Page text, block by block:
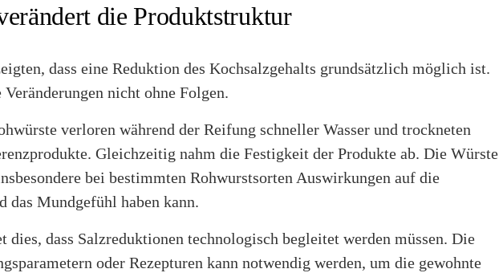
die Produktstruktur
dass eine Reduktion des Kochsalzgehalts grundsätzlich möglich ist.
nicht ohne Folgen.
verloren während der Reifung schneller Wasser und trockneten
Gleichzeitig nahm die Festigkeit der Produkte ab. Die Würste
bei bestimmten Rohwurstsorten Auswirkungen auf die
das Mundgefühl haben kann.
dies, dass Salzreduktionen technologisch begleitet werden müssen. Die
oder Rezepturen kann notwendig werden, um die gewohnte